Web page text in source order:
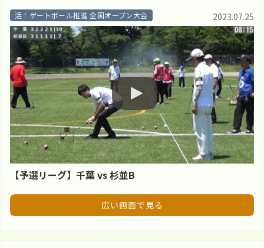
活！ゲートボール推進 全国オープン大会
【予選リーグ】千葉 vs 杉並B
2023.07.25
広い画面で見る